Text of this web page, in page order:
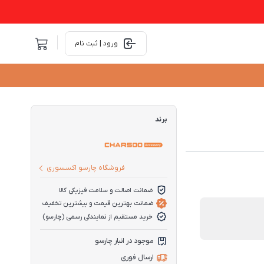
ورود | ثبت نام
برند
فروشگاه چارسو اکسسوری
ضمانت اصالت و سلامت فیزیکی کالا
ضمانت بهترین قیمت و بیشترین تخفیف
خرید مستقیم از نمایندگی رسمی (چارسو)
موجود در انبار چارسو
ارسال فوری